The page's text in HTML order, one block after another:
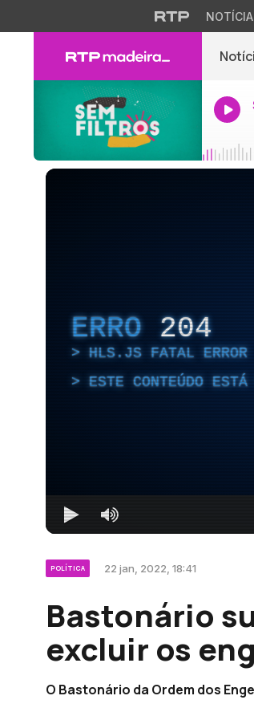
ERRO 204
HLS.JS FATAL ERROR
ESTE CONTEÚDO
POLÍTICA 22 jan, 2022, 18:41
Bastonário
excluir os
O Bastonário da Ordem dos